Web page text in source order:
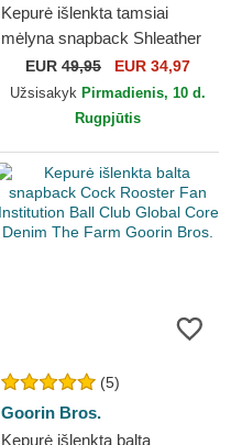
Kepurė išlenkta tamsiai
mėlyna snapback Shleather
Cock The Farm Goorin Bros.
EUR 49,95 EUR 34,97
Užsisakyk Pirmadienis, 10 d.
Rugpjūtis
(5)
Goorin Bros.
Kepurė išlenkta balta